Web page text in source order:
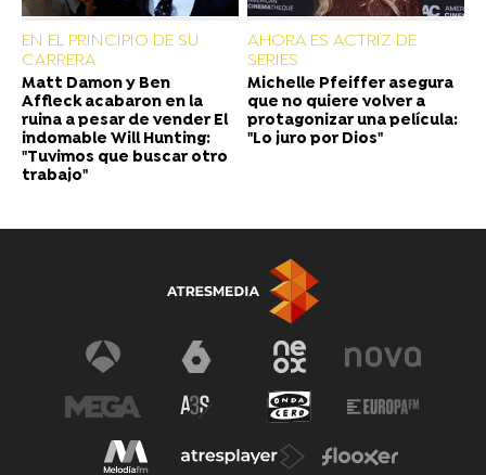
EN EL PRINCIPIO DE SU
CARRERA
Matt Damon y Ben
Affleck acabaron en la
ruina a pesar de vender El
indomable Will Hunting:
"Tuvimos que buscar otro
trabajo"
AHORA ES ACTRIZ DE
SERIES
Michelle Pfeiffer asegura
que no quiere volver a
protagonizar una película:
"Lo juro por Dios"